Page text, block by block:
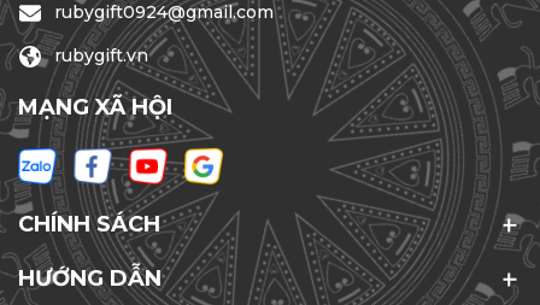
rubygift0924@gmail.com
rubygift.vn
MẠNG XÃ HỘI
CHÍNH SÁCH
HƯỚNG DẪN